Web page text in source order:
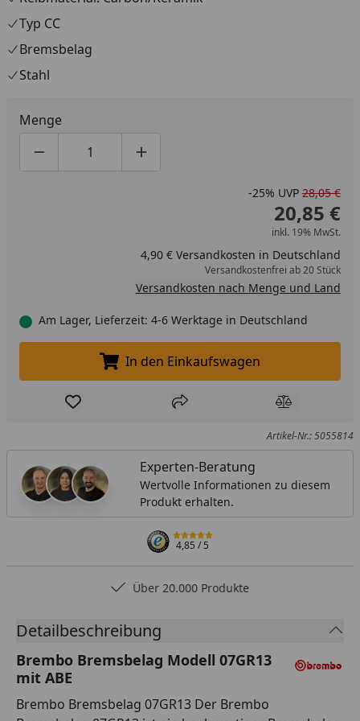
Typ CC
Bremsbelag
Stahl
Menge
Produktmenge um eins verringern
Produktmenge manuell eingeben
Produktmenge um eins erhöhen
-25% UVP 28,05 €
20,85 €
inkl. 19% MwSt.
4,90 € Versandkosten in Deutschland
Versandkostenfrei ab 20 Stück
Versandkosten nach Menge und Land
Am Lager, Lieferzeit: 4-6 Werktage in Deutschland
In den Einkaufswagen legen
In den Einkaufswagen
Produkt zur Wunschliste hinzufügen
Teilen Produkt
Artikel-Nr.: 5055814
Experten-Beratung
Wertvolle Informationen zu diesem
Produkt erhalten.
4,85/ 5
Über 20.000 Produkte
Detailbeschreibung
Brembo Bremsbelag Modell 07GR13
mit ABE
Brembo Bremsbelag 07GR13 Der Brembo